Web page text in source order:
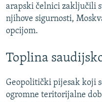
arapski čelnici zaključili
njihove sigurnosti,
opcijom.
Toplina
Geopolitički pijesak koji
ogromne teritorijalne